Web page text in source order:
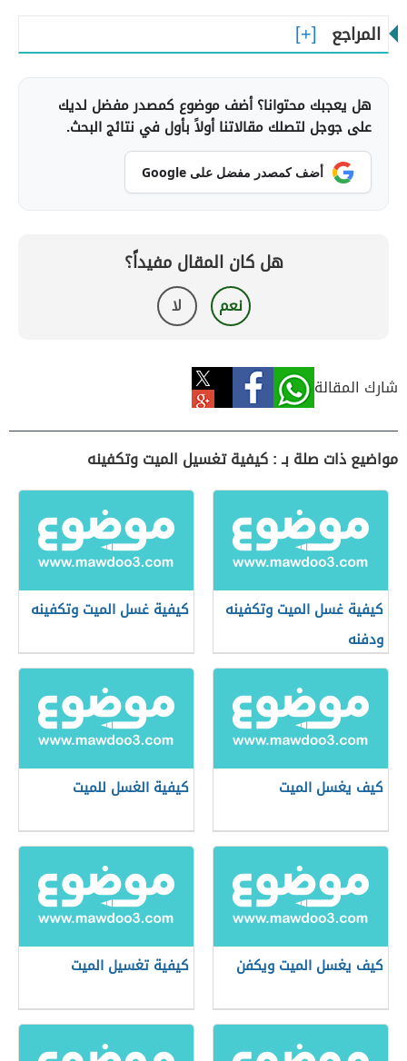
المراجع
هل يعجبك محتوانا؟ أضف موضوع كمصدر مفضل لديك
على جوجل لتصلك مقالاتنا أولاً بأول في نتائج البحث.
أضف كمصدر مفضل على Google
هل كان المقال مفيداً؟
نعم لا
شارك المقالة
مواضيع ذات صلة بـ : كيفية تغسيل الميت وتكفينه
كيفية غسل الميت وتكفينه
ودفنه
كيفية غسل الميت وتكفينه
كيف يغسل الميت كيفية الغسل للميت
كيف يغسل الميت ويكفن كيفية تغسيل الميت